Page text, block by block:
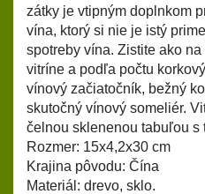
zátky je vtipným doplnkom
vína, ktorý si nie je istý
spotreby vína. Zistite ako
vitríne a podľa počtu
vínový začiatočník, bežný
skutočný vínový someliér.
čelnou sklenenou tabuľou s
Rozmer: 15x4,2x30 cm
Krajina pôvodu: Čína
Materiál: drevo, sklo.